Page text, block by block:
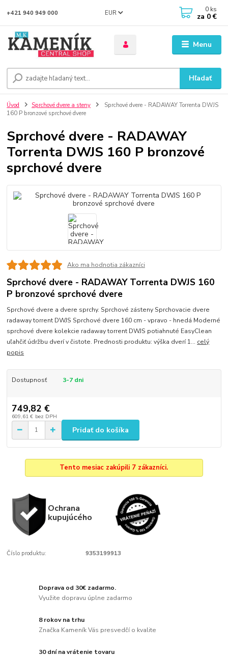
Menu
EUR
Hľadať
+421 940 949 000 0 ks
za 0 €
Úvod Sprchové dvere a steny
Sprchové dvere - RADAWAY Torrenta DWJS
160 P bronzové sprchové dvere
Sprchové dvere - RADAWAY
Torrenta DWJS 160 P bronzové
sprchové dvere
Ako ma hodnotia zákazníci
Sprchové dvere - RADAWAY Torrenta DWJS 160
P bronzové sprchové dvere
Sprchové dvere a dvere sprchy. Sprchové zásteny Sprchovacie dvere
radaway torrent DWJS Sprchové dvere 160 cm - vpravo - hnedá Moderné
sprchové dvere kolekcie radaway torrent DWJS potiahnuté EasyClean
uľahčiť údržbu dverí v čistote. Prednosti produktu: výška dverí 1... celý
popis
Dostupnosť 3-7 dni
749,82 €
609,61 € bez DPH
Pridať do košíka
Tento mesiac zakúpili 7 zákazníci.
Ochrana
kupujúcého
Číslo produktu: 9353199913
Doprava od 30€ zadarmo.
Využite dopravu úplne zadarmo
8 rokov na trhu
Značka Kameník Vás presvedčí o kvalite
30 dní na vrátenie tovaru